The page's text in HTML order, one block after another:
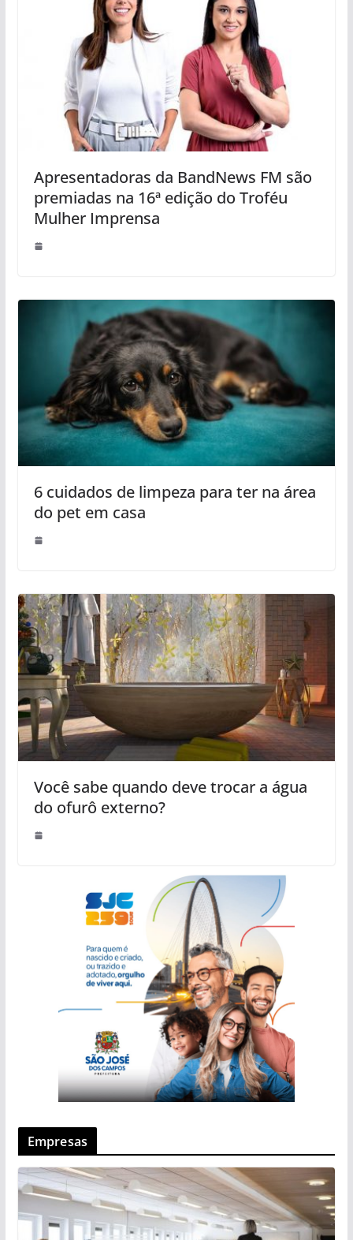
Apresentadoras da BandNews FM são
premiadas na 16ª edição do Troféu
Mulher Imprensa
6 cuidados de limpeza para ter na área
do pet em casa
Você sabe quando deve trocar a água
do ofurô externo?
Empresas